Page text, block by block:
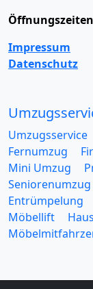
Impressum
Datenschutz
Umzugsservice
Fernumzug
Mini Umzug
Seniorenumzug
Entrümpelung
Möbellift